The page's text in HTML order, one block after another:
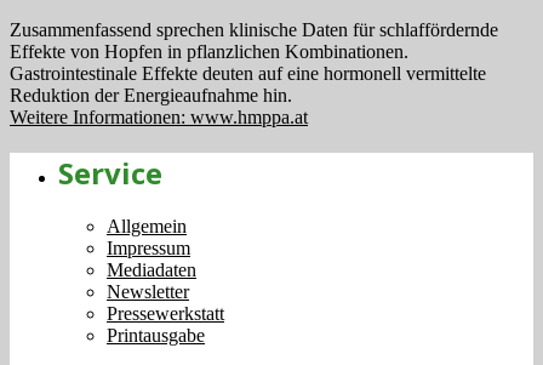
Zusammenfassend sprechen klinische Daten für schlaffördernde
Effekte von Hopfen in pflanzlichen Kombinationen.
Gastrointestinale Effekte deuten auf eine hormonell vermittelte
Reduktion der Energieaufnahme hin.
Weitere Informationen: www.hmppa.at
Service
Allgemein
Impressum
Mediadaten
Newsletter
Pressewerkstatt
Printausgabe